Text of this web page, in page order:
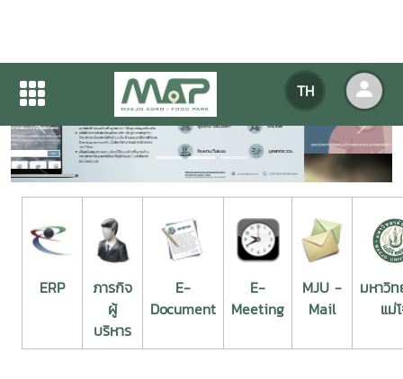
TH
ERP
ภารกิจ
ผู้
บริหาร
E-
Document
E-
Meeting
MJU -
Mail
มหาวิ
แม่